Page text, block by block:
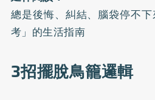
總是後悔、糾結、腦袋停不
考」的生活指南
3招擺脫鳥籠邏輯